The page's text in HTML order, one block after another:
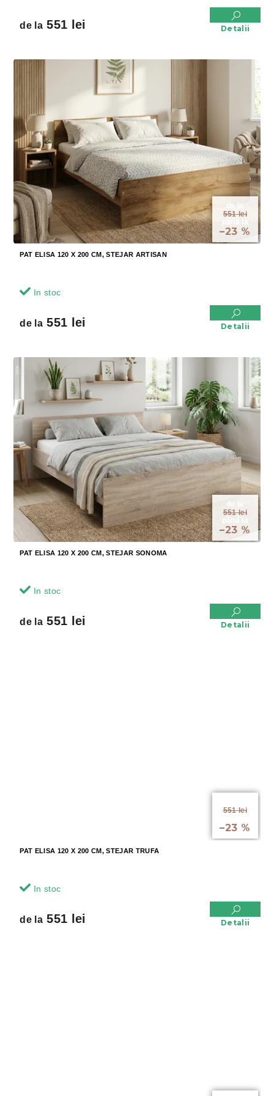
de la551 lei Detalii
de la
551 lei
–23 %
PAT ELISA 120 X 200 CM, STEJAR ARTISAN
In stoc
de la551 lei Detalii
de la
551 lei
până la
–23 %
PAT ELISA 120 X 200 CM, STEJAR SONOMA
In stoc
de la551 lei Detalii
551 lei
–23 %
PAT ELISA 120 X 200 CM, STEJAR TRUFA
In stoc
de la551 lei Detalii